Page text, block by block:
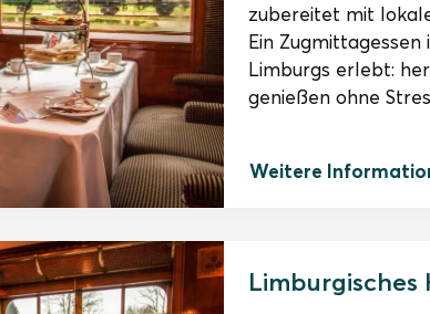
zubereitet mit
Ein
Limburgs erlebt:
genießen ohne
Weitere
Limburgisches